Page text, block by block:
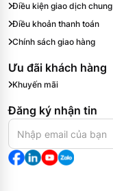
Điều kiện giao dịch chung
Điều khoản thanh toán
Chính sách giao hàng
Ưu đãi khách hàng
Khuyến mãi
Đăng ký nhận tin